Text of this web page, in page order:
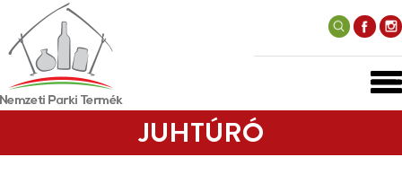
JUHTÚRÓ